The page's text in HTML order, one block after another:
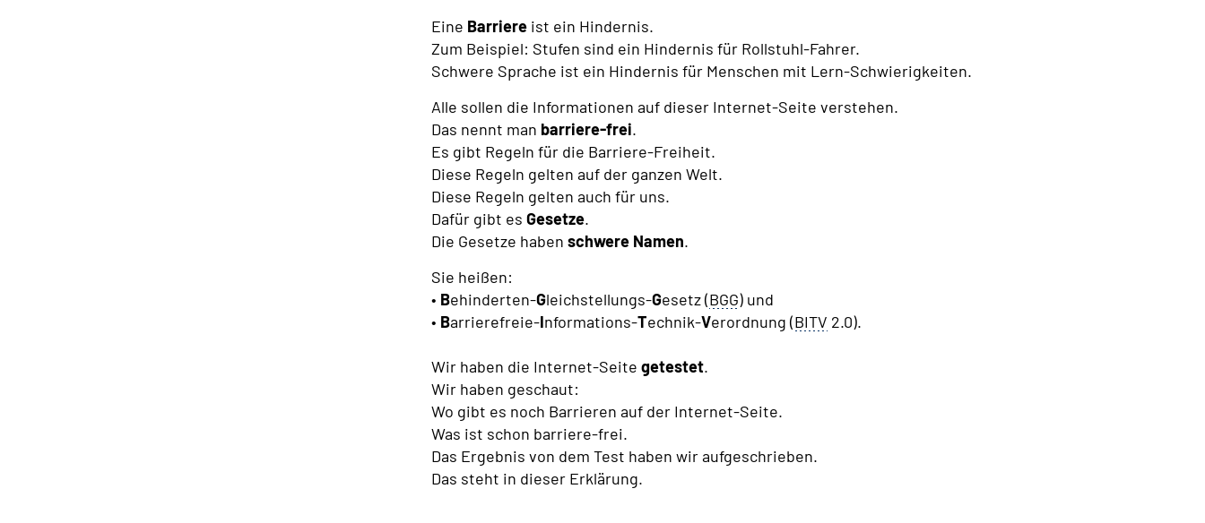
Eine Barriere ist ein Hindernis.
Zum Beispiel: Stufen sind ein Hindernis für Rollstuhl-Fahrer.
Schwere Sprache ist ein Hindernis für Menschen mit Lern-Schwierigkeiten.
Alle sollen die Informationen auf dieser Internet-Seite verstehen.
Das nennt man barriere-frei.
Es gibt Regeln für die Barriere-Freiheit.
Diese Regeln gelten auf der ganzen Welt.
Diese Regeln gelten auch für uns.
Dafür gibt es Gesetze.
Die Gesetze haben schwere Namen.
Sie heißen:
• Behinderten-Gleichstellungs-Gesetz (BGG) und
• Barrierefreie-Informations-Technik-Verordnung (BITV 2.0).
Wir haben die Internet-Seite getestet.
Wir haben geschaut:
Wo gibt es noch Barrieren auf der Internet-Seite.
Was ist schon barriere-frei.
Das Ergebnis von dem Test haben wir aufgeschrieben.
Das steht in dieser Erklärung.